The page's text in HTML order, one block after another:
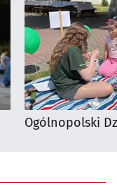
Ogólnopolski